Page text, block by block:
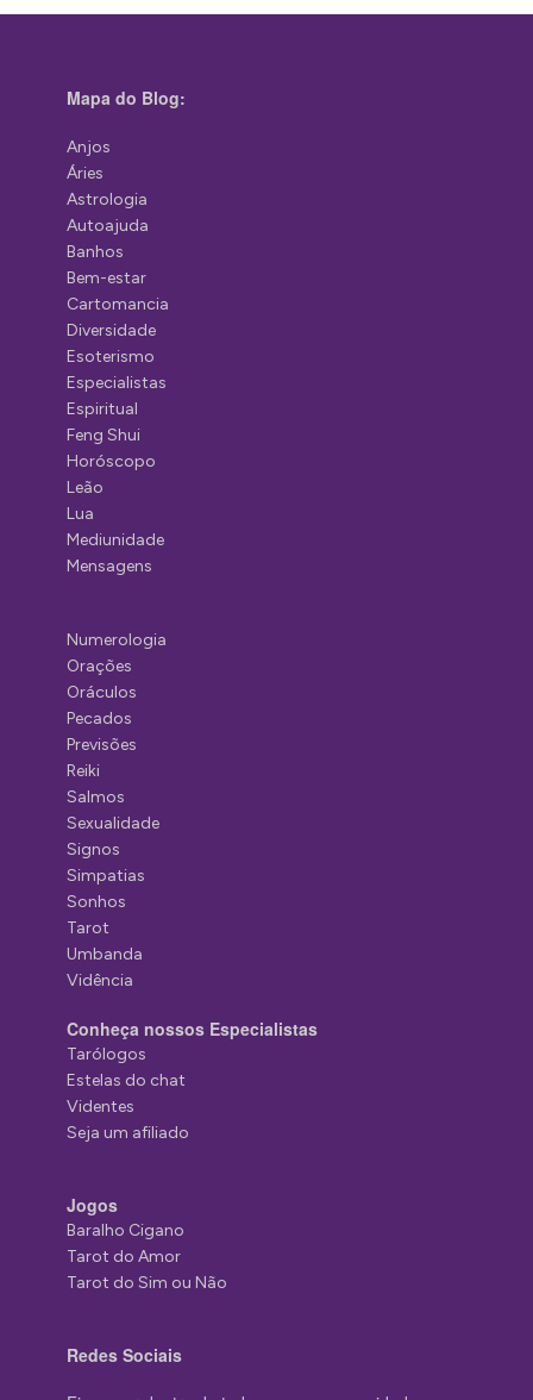
Mapa do Blog:
Anjos
Áries
Astrologia
Autoajuda
Banhos
Bem-estar
Cartomancia
Diversidade
Esoterismo
Especialistas
Espiritual
Feng Shui
Horóscopo
Leão
Lua
Mediunidade
Mensagens
Numerologia
Orações
Oráculos
Pecados
Previsões
Reiki
Salmos
Sexualidade
Signos
Simpatias
Sonhos
Tarot
Umbanda
Vidência
Conheça nossos Especialistas
Tarólogos
Estelas do chat
Videntes
Seja um afiliado
Jogos
Baralho Cigano
Tarot do Amor
Tarot do Sim ou Não
Redes Sociais